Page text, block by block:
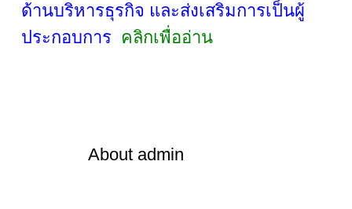
ด้านบริหารธุรกิจ และส่งเสริมการเป็นผู้
ประกอบการ คลิกเพื่ออ่าน
Aboutadmin